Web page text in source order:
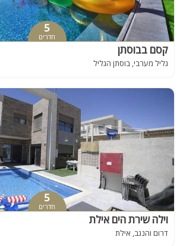
5
חדרים
קסם בבוסתן
גליל מערבי, בוסתן הגליל
5
חדרים
וילה שירת הים אילת
דרום והנגב, אילת